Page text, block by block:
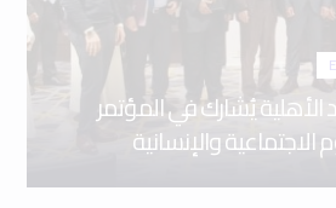
يُشارك في المؤتمر
الاجتماعية والإنسانية